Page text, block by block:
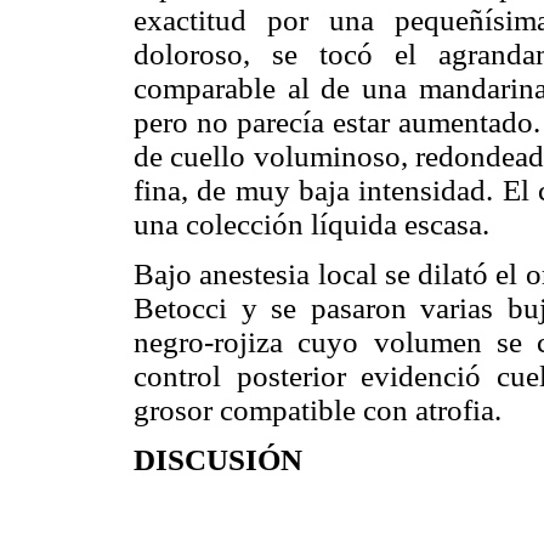
exactitud por una
doloroso, se tocó el
comparable al de una
pero no parecía estar
de cuello voluminoso,
fina, de muy baja intensidad. El
una colección líquida escasa.
Bajo anestesia local se dilató el
Betocci y se pasaron varias
negro-rojiza cuyo volumen
control posterior evidenció
grosor compatible con atrofia.
DISCUSIÓN